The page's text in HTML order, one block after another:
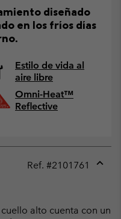
diseñado
en los fríos días
Estilo de vida al
aire libre
Omni-Heat™
Reflective
Ref. #2101761
alto cuenta con un